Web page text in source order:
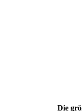
Die